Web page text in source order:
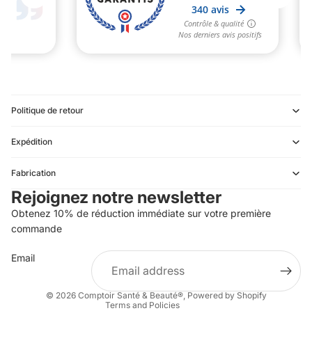
Politique de retour
Expédition
Fabrication
Rejoignez notre newsletter
Obtenez 10% de réduction immédiate sur votre première
commande
Email
© 2026 Comptoir Santé & Beauté®, Powered by Shopify
Terms and Policies
Terms of service
Terms of sale
Legal notice